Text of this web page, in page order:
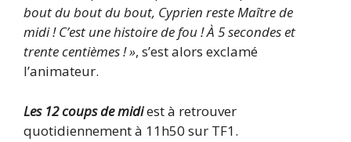
bout du bout du bout, Cyprien reste Maître de
midi ! C’est une histoire de fou ! À 5 secondes et
trente centièmes ! », s’est alors exclamé
l’animateur.
Les 12 coups de midiest à retrouver
quotidiennement à 11h50 sur TF1.